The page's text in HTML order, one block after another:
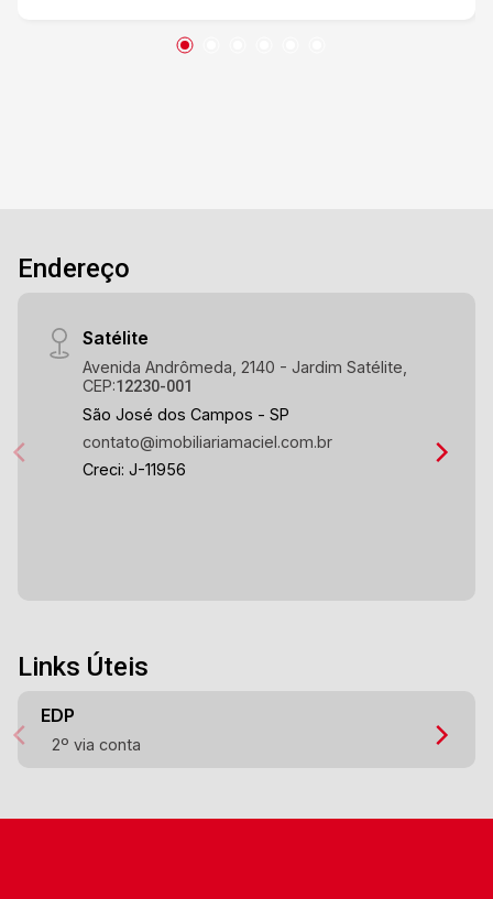
Endereço
Satélite
Avenida Andrômeda, 2140 - Jardim Satélite,
CEP:12230-001
São José dos Campos - SP
contato@imobiliariamaciel.com.br
Creci: J-11956
Links Úteis
EDP
2º via conta